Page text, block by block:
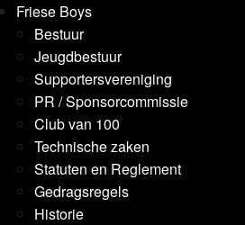
Friese Boys
Bestuur
Jeugdbestuur
Supportersvereniging
PR / Sponsorcommissie
Club van 100
Technische zaken
Statuten en Reglement
Gedragsregels
Historie